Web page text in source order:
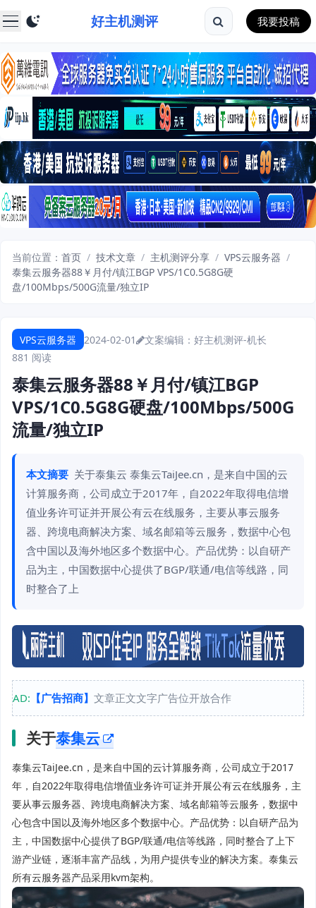
好主机测评 我要投稿
当前位置： 首页 / 技术文章 / 主机测评分享 / VPS云服务器 /
泰集云服务器88￥月付/镇江BGP VPS/1C0.5G8G硬
盘/100Mbps/500G流量/独立IP
VPS云服务器 2024-02-01
文案编辑：好主机测评-机长
881 阅读
泰集云服务器88￥月付/镇江BGP
VPS/1C0.5G8G硬盘/100Mbps/500G
流量/独立IP
本文摘要 关于泰集云 泰集云TaiJee.cn，是来自中国的云
计算服务商，公司成立于2017年，自2022年取得电信增
值业务许可证并开展公有云在线服务，主要从事云服务
器、跨境电商解决方案、域名邮箱等云服务，数据中心包
含中国以及海外地区多个数据中心。产品优势：以自研产
品为主，中国数据中心提供了BGP/联通/电信等线路，同
时整合了上
AD: 【广告招商】 文章正文文字广告位开放合作
关于泰集云
泰集云TaiJee.cn，是来自中国的云计算服务商，公司成立于2017
年，自2022年取得电信增值业务许可证并开展公有云在线服务，主
要从事云服务器、跨境电商解决方案、域名邮箱等云服务，数据中
心包含中国以及海外地区多个数据中心。产品优势：以自研产品为
主，中国数据中心提供了BGP/联通/电信等线路，同时整合了上下
游产业链，逐渐丰富产品线，为用户提供专业的解决方案。泰集云
所有云服务器产品采用kvm架构。